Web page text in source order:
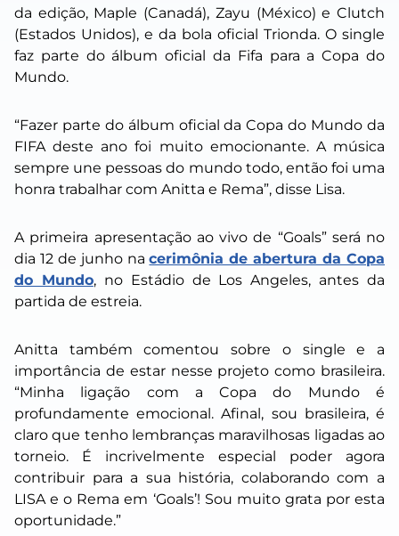
da edição, Maple (Canadá), Zayu (México) e Clutch
(Estados Unidos), e da bola oficial Trionda. O single
faz parte do álbum oficial da Fifa para a Copa do
Mundo.
“Fazer parte do álbum oficial da Copa do Mundo da
FIFA deste ano foi muito emocionante. A música
sempre une pessoas do mundo todo, então foi uma
honra trabalhar com Anitta e Rema”, disse Lisa.
A primeira apresentação ao vivo de “Goals” será no
dia 12 de junho nacerimônia de abertura da Copa
do Mundo, no Estádio de Los Angeles, antes da
partida de estreia.
Anitta também comentou sobre o single e a
importância de estar nesse projeto como brasileira.
“Minha ligação com a Copa do Mundo é
profundamente emocional. Afinal, sou brasileira, é
claro que tenho lembranças maravilhosas ligadas ao
torneio. É incrivelmente especial poder agora
contribuir para a sua história, colaborando com a
LISA e o Rema em ‘Goals’! Sou muito grata por esta
oportunidade.”